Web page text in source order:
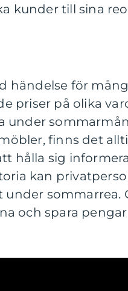
kunder till sina
händelse för
priser på olika
finns det
hålla sig
kan
sommarrea.
och spara